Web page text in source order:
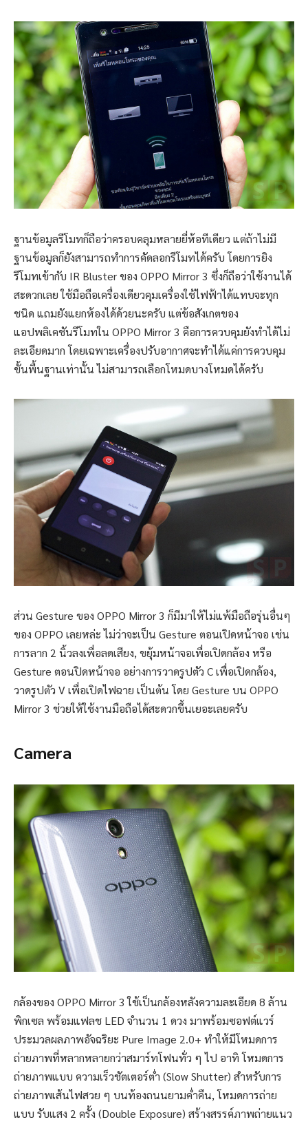
ฐานข้อมูลรีโมทก็ถือว่าครอบคลุมหลายยี่ห้อทีเดียว แต่ถ้าไม่มี
ฐานข้อมูลก็ยังสามารถทำการคัดลอกรีโมทได้ครับ โดยการยิง
รีโมทเข้ากับ IR Bluster ของ OPPO Mirror 3 ซึ่งก็ถือว่าใช้งานได้
สะดวกเลย ใช้มือถือเครื่องเดียวคุมเครื่องใช้ไฟฟ้าได้แทบจะทุก
ชนิด แถมยังแยกห้องได้ด้วยนะครับ แต่ข้อสังเกตของ
แอปพลิเคชันรีโมทใน OPPO Mirror 3 คือการควบคุมยังทำได้ไม่
ละเอียดมาก โดยเฉพาะเครื่องปรับอากาศจะทำได้แค่การควบคุม
ขั้นพื้นฐานเท่านั้น ไม่สามารถเลือกโหมดบางโหมดได้ครับ
ส่วน Gesture ของ OPPO Mirror 3 ก็มีมาให้ไม่แพ้มือถือรุ่นอื่นๆ
ของ OPPO เลยหล่ะ ไม่ว่าจะเป็น Gesture ตอนเปิดหน้าจอ เช่น
การลาก 2 นิ้วลงเพื่อลดเสียง, ขยุ้มหน้าจอเพื่อเปิดกล้อง หรือ
Gesture ตอนปิดหน้าจอ อย่างการวาดรูปตัว C เพื่อเปิดกล้อง,
วาดรูปตัว V เพื่อเปิดไฟฉาย เป็นต้น โดย Gesture บน OPPO
Mirror 3 ช่วยให้ใช้งานมือถือได้สะดวกขึ้นเยอะเลยครับ
Camera
กล้องของ OPPO Mirror 3 ใช้เป็นกล้องหลังความละเอียด 8 ล้าน
พิกเซล พร้อมแฟลช LED จำนวน 1 ดวง มาพร้อมซอฟต์แวร์
ประมวลผลภาพอัจฉริยะ Pure Image 2.0+ ทำให้มีโหมดการ
ถ่ายภาพที่หลากหลายกว่าสมาร์ทโฟนทั่ว ๆ ไป อาทิ โหมดการ
ถ่ายภาพแบบ ความเร็วชัตเตอร์ต่ำ (Slow Shutter) สำหรับการ
ถ่ายภาพเส้นไฟสวย ๆ บนท้องถนนยามค่ำคืน, โหมดการถ่าย
แบบ รับแสง 2 ครั้ง (Double Exposure) สร้างสรรค์ภาพถ่ายแนว